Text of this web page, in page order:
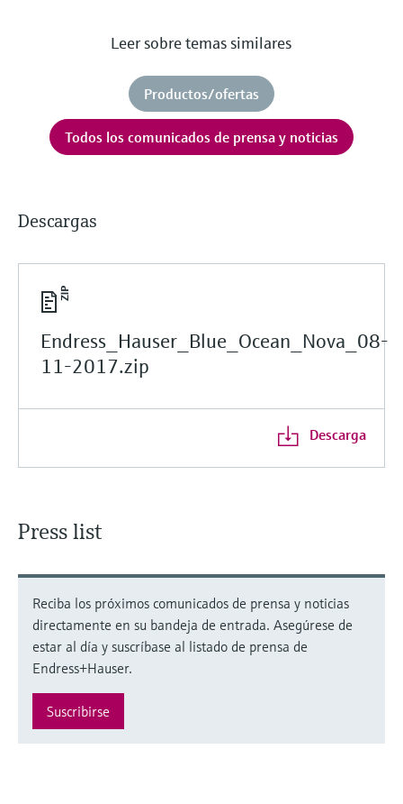
Leer sobre temas similares
Productos/ofertas
Todos los comunicados de prensa y noticias
Descargas
Endress_Hauser_Blue_Ocean_Nova_08-
11-2017.zip
Descarga
Press list
Reciba los próximos comunicados de prensa y noticias
directamente en su bandeja de entrada. Asegúrese de
estar al día y suscríbase al listado de prensa de
Endress+Hauser.
Suscribirse